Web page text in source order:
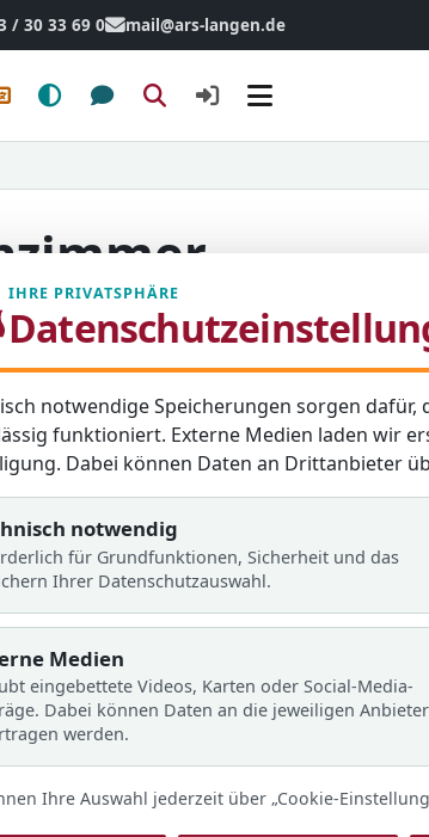
/ 30 33 69 0 mail@ars-langen.de
Menü
-
Aktualisierung: 21. März 2026
genau betrachtet.
wollte den schönsten
Lernatmosphäre
die Räume. Bestaunt
oder Lichterketten
Schülerergebnisse wie
Stundenpläne,
IHRE PRIVATSPHÄRE
notwendige Speicherungen sorgen dafür,
funktioniert. Externe Medien laden wir
Dabei können Daten an Drittanbieter
notwendig
für Grundfunktionen, Sicherheit und das
Ihrer Datenschutzauswahl.
Medien
eingebettete Videos, Karten oder Social-Media-
Dabei können Daten an die jeweiligen Anbieter
werden.
Ihre Auswahl jederzeit über „Cookie-